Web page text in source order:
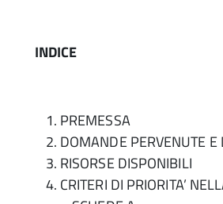
INDICE
PREMESSA
DOMANDE PERVENUTE
RISORSE DISPONIBILI
CRITERI DI PRIORITA’